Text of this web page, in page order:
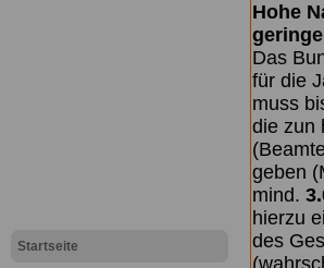
Startseite
Hohe
Das
für die
muss
die zun
geben
mind.
hierzu
des